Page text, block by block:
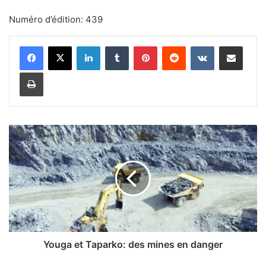
Numéro d’édition: 439
Y
o
u
g
a
e
t
T
a
Youga et Taparko: des mines en danger